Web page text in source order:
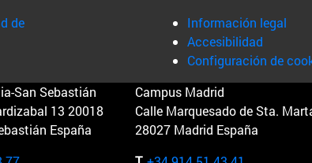
de
Información legal
Accesibilidad
Configuración de
San Sebastián
13 20018
España
Campus Madrid
Calle Marquesado de Sta.
28027 Madrid España